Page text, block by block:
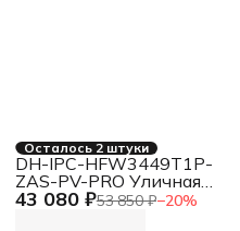
Осталось 2 штуки
43 080 ₽53 850 ₽−20%
DH-IPC-HFW3449T1P-
ZAS-PV-PRO Уличная
цилиндрическая IP-